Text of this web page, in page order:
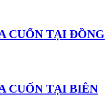
CUỐN TẠI ĐỒNG
CUỐN TẠI BIÊN